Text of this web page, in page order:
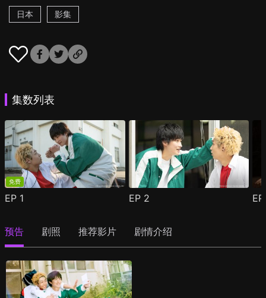
日本 影集
集数列表
免费
EP 1 EP 2
预告 剧照 推荐影片 剧情介绍